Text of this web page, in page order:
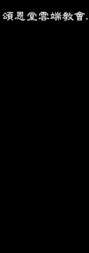
頌恩堂雲端教會.